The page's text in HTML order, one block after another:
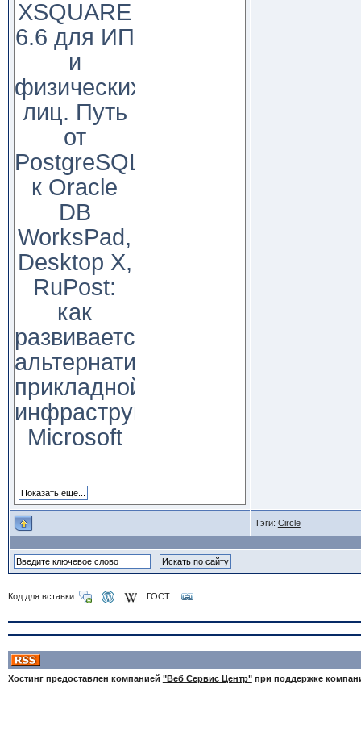
XSQUARE
6.6 для ИП
и
физических
лиц. Путь
от
PostgreSQL
к Oracle
DB
WorksPad,
Desktop X,
RuPost:
как
развивается
альтернатива
прикладной
инфраструктуре
Microsoft
Тэги: Circle
Код для вставки: :: :: :: ГОСТ::
Хостинг предоставлен компанией "Веб Сервис Центр"при поддержке